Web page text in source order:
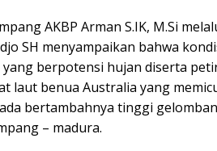
AKBP Arman S.IK, M.Si
SH menyampaikan bahwa
berpotensi hujan diserta
laut benua Australia yang
bertambahnya tinggi
– madura.